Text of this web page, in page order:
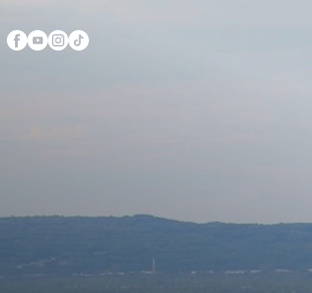
Le testimonianze Club
La fondatrice Valeria